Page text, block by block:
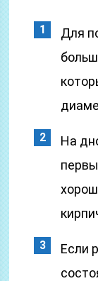
Для
На
Если